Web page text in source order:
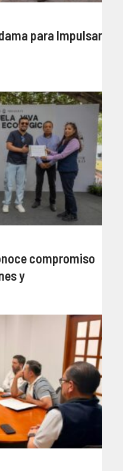
para Impulsar
compromiso
y